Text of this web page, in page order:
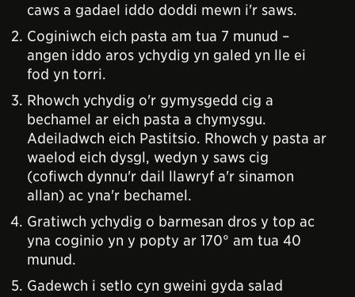
caws a gadael iddo doddi mewn i'r saws.
Coginiwch eich pasta am tua 7 munud –
angen iddo aros ychydig yn galed yn lle ei
fod yn torri.
Rhowch ychydig o'r gymysgedd cig a
bechamel ar eich pasta a chymysgu.
Adeiladwch eich Pastitsio. Rhowch y pasta ar
waelod eich dysgl, wedyn y saws cig
(cofiwch dynnu'r dail llawryf a'r sinamon
allan) ac yna'r bechamel.
Gratiwch ychydig o barmesan dros y top ac
yna coginio yn y popty ar 170° am tua 40
munud.
Gadewch i setlo cyn gweini gyda salad